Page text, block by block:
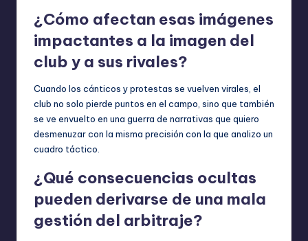
¿Cómo afectan esas imágenes
impactantes a la imagen del
club y a sus rivales?
Cuando los cánticos y protestas se vuelven virales, el
club no solo pierde puntos en el campo, sino que también
se ve envuelto en una guerra de narrativas que quiero
desmenuzar con la misma precisión con la que analizo un
cuadro táctico.
¿Qué consecuencias ocultas
pueden derivarse de una mala
gestión del arbitraje?